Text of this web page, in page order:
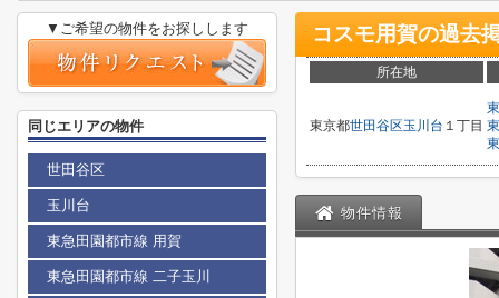
コスモ用賀の過去
所在地
東京都世田谷区玉川台 １丁目
物件情報
▼ご希望の物件をお探しします
同じエリアの物件
世田谷区
玉川台
東急田園都市線 用賀
東急田園都市線 二子玉川